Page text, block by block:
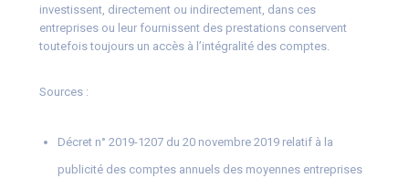
investissent, directement ou indirectement, dans ces
entreprises ou leur fournissent des prestations conservent
toutefois toujours un accès à l’intégralité des comptes.
Sources :
Décret n° 2019-1207 du 20 novembre 2019 relatif à la
publicité des comptes annuels des moyennes entreprises